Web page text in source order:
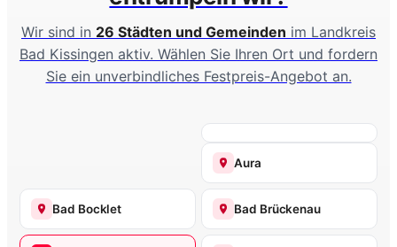
Wir sind in 26 Städten und Gemeinden im Landkreis
Bad Kissingen aktiv. Wählen Sie Ihren Ort und fordern
Sie ein unverbindliches Festpreis-Angebot an.
Aura
Bad Bocklet Bad Brückenau